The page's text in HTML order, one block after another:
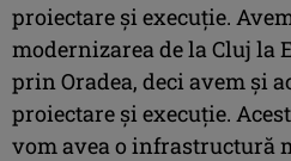
proiectare şi execuţie.
modernizarea de la Cluj la
prin Oradea, deci avem şi
proiectare şi execuţie.
vom avea o infrastructură